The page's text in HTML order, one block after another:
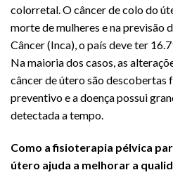
colorretal. O câncer de colo do
morte de mulheres e na previsão
Câncer (Inca), o país deve ter
Na maioria dos casos, as
câncer de útero são descobertas
preventivo e a doença possui
detectada a tempo.
Como a fisioterapia pélvica
útero ajuda a melhorar a